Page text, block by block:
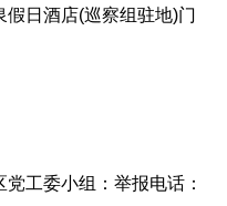
日酒店(巡察组驻地)门
工委小组：举报电话：